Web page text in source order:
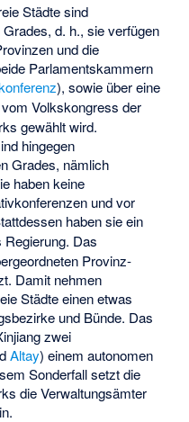
Städte sind
d. h., sie verfügen
und die
Parlamentskammern
), sowie über eine
Volkskongress der
gewählt wird.
hingegen
Grades, nämlich
haben keine
und vor
haben sie ein
Regierung. Das
Provinz-
Damit nehmen
Städte einen etwas
und Bünde. Das
zwei
Altay) einem autonomen
Sonderfall setzt die
die Verwaltungsämter